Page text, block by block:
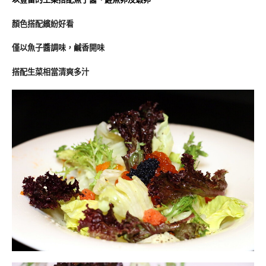
顏色搭配繽紛好看
僅以魚子醬調味，鹹香開味
搭配生菜相當清爽多汁